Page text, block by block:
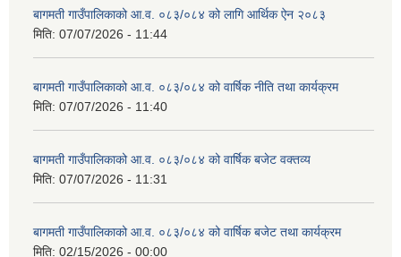
बागमती गाउँपालिकाको आ.व. ०८३/०८४ को लागि आर्थिक ऐन २०८३
मिति: 07/07/2026 - 11:44
बागमती गाउँपालिकाको आ.व. ०८३/०८४ को वार्षिक नीति तथा कार्यक्रम
मिति: 07/07/2026 - 11:40
बागमती गाउँपालिकाको आ.व. ०८३/०८४ को वार्षिक बजेट वक्तव्य
मिति: 07/07/2026 - 11:31
बागमती गाउँपालिकाको आ.व. ०८३/०८४ को वार्षिक बजेट तथा कार्यक्रम
मिति: 02/15/2026 - 00:00